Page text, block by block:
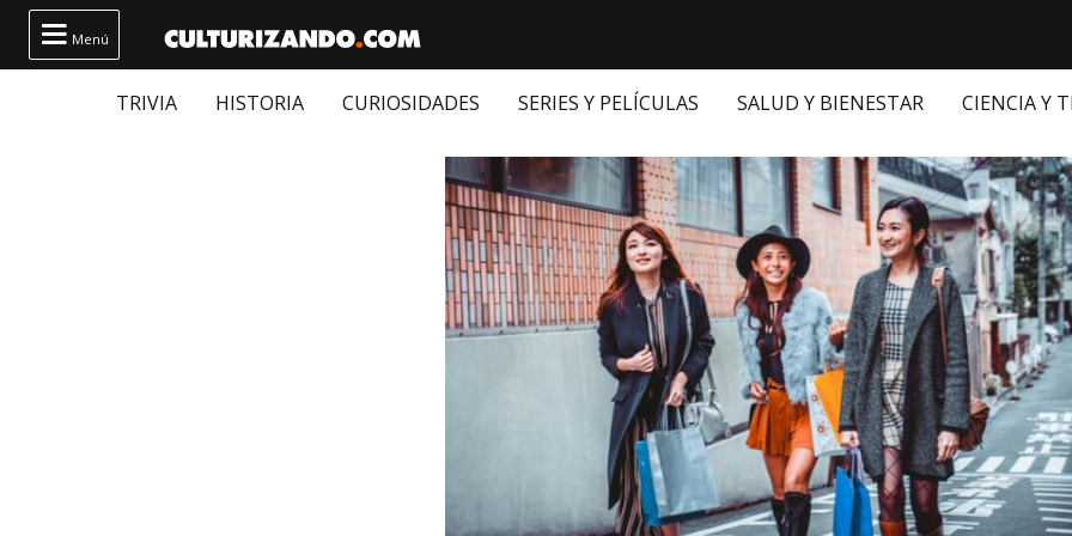
 Menú
TRIVIA HISTORIA CURIOSIDADES SERIES Y PELÍCULAS SALUD Y BIENESTAR CIENCIA Y